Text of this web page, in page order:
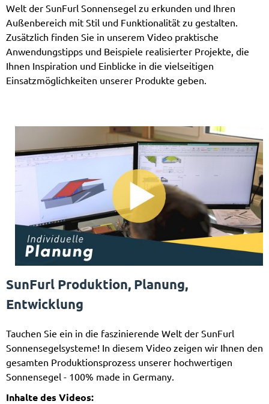
Welt der SunFurl Sonnensegel zu erkunden und Ihren
Außenbereich mit Stil und Funktionalität zu gestalten.
Zusätzlich finden Sie in unserem Video praktische
Anwendungstipps und Beispiele realisierter Projekte, die
Ihnen Inspiration und Einblicke in die vielseitigen
Einsatzmöglichkeiten unserer Produkte geben.
SunFurl Produktion, Planung,
Entwicklung
Tauchen Sie ein in die faszinierende Welt der SunFurl
Sonnensegelsysteme! In diesem Video zeigen wir Ihnen den
gesamten Produktionsprozess unserer hochwertigen
Sonnensegel - 100% made in Germany.
Inhalte des Videos: